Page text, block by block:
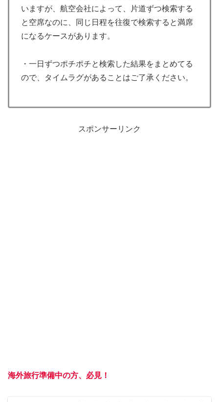
いますが、航空会社によって、片道ずつ検索する
と空席なのに、同じ日程を往復で検索すると満席
になるケースがあります。
・一日ずつポチポチと検索した結果をまとめてる
ので、タイムラグがあることはご了承ください。
スポンサーリンク
海外旅行準備中の方、必見！